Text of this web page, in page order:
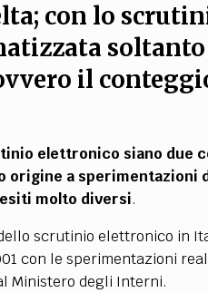
con lo
soltanto
il
elettronico siano due
origine a sperimentazioni
molto diversi.
scrutinio elettronico in
con le sperimentazioni
Ministero degli Interni.